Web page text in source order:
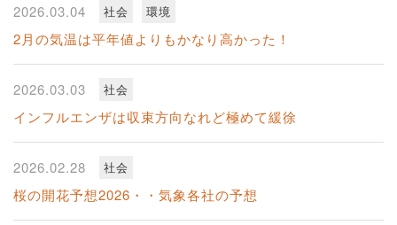
2026.03.04 社会 環境
2月の気温は平年値よりもかなり高かった！
2026.03.03 社会
インフルエンザは収束方向なれど極めて緩徐
2026.02.28 社会
桜の開花予想2026・・気象各社の予想